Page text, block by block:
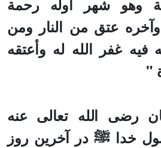
وهو شهر أوله رحمة
عتق من النار ومن
غفر الله له وأعتقه
"
رضی الله تعالی عنه
خدا ﷺ در آخرین روز